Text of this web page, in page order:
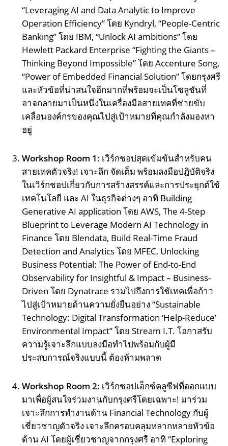
“Leveraging AI and Data Analytic to Improve
Operation Efficiency” โดย Kyndryl, “People-Centric
Banking” โดย IBM, “Unlock AI ambitions” โดย
Hewlett Packard Enterprise “Fighting the Giants –
Thinking Beyond Impossible” โดย Accenture Song,
“Power of Embedded Financial Solution” โดยกรุงศรี
และหัวข้อที่น่าสนใจอีกมากที่พร้อมจะเป็นโซลูชันที่
อาจกลายมาเป็นหนึ่งในเครื่องมือสายเทคที่ช่วยขับ
เคลื่อนองค์กรของคุณไปสู่เป้าหมายที่คุณกำลังมองหา
อยู่
Workshop Room 1: เวิร์กชอปสุดเข้มข้นสำหรับคน
สายเทคตัวจริง! เจาะลึก จัดเต็ม พร้อมลงมือปฎิบัติจริง
ในเวิร์กชอปเกี่ยวกับการสร้างสรรค์และการประยุกต์ใช้
เทคโนโลยี และ AI ในธุรกิจต่างๆ อาทิ Building
Generative AI application โดย AWS, The 4-Step
Blueprint to Leverage Modern AI Technology in
Finance โดย Blendata, Build Real-Time Fraud
Detection and Analytics โดย MFEC, Unlocking
Business Potential: The Power of End-to-End
Observability for Insightful & Impact – Business-
Driven โดย Dynatrace รวมไปถึงการใช้เทคเพื่อก้าว
ไปสู่เป้าหมายด้านความยั่งยืนอย่าง “Sustainable
Technology: Digital Transformation ‘Help-Reduce’
Environmental Impact” โดย Stream I.T. โอกาสรับ
ความรู้เจาะลึกแบบลงมือทำไปพร้อมกับผู้มี
ประสบการณ์จริงแบบนี้ ต้องห้ามพลาด
Workshop Room 2: เวิร์กชอปเอ็กซ์คลูซีฟที่ออกแบบ
มาเพื่อผู้สนใจร่วมงานกับกรุงศรีโดยเฉพาะ! มาร่วม
เจาะลึกการทำงานด้าน Financial Technology กับผู้
เชี่ยวชาญตัวจริง เจาะลึกครอบคลุมหลากหลายหัวข้อ
ด้าน AI โดยผู้เชี่ยวชาญจากกรุงศรี อาทิ “Exploring